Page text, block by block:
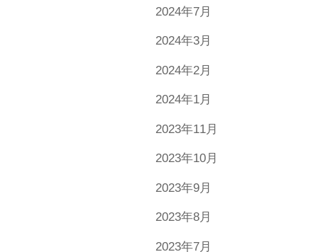
2024年7月
2024年3月
2024年2月
2024年1月
2023年11月
2023年10月
2023年9月
2023年8月
2023年7月